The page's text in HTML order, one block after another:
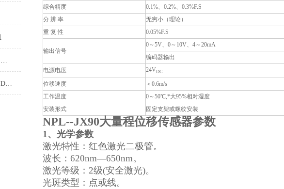
供应位移传感器LVDT 东方机组使用 原装产品
ZDET50B型LVDT 50mm三线油动机位移传感器
DEA油动机位移传感器DEA-LVDT-50-3
综合精度
0.1%、0.2%、0.3%F.S
分 辨 率
无穷小（理论）
重 复 性
0.05%F.S
输出信号
0～5V、0～10V、4～20mA
编码器输出
电源电压
24VDC
位移速度
＜0.6m/s
工作温度
0～50℃,*大95%相对湿度
安装形式
固定支架或螺纹安装
NPL--JX90大量程位移传感器参数
1 、光学参数
激光特性：红色激光二极管。
波长：620nm—650nm。
激光等级：2级(安全激光)。
光斑类型：点或线。